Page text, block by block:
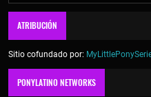
ATRIBUCIÓN
Sitio cofundado por:
PONYLATINO NETWORKS